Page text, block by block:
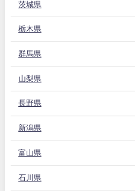
茨城県
栃木県
群馬県
山梨県
長野県
新潟県
富山県
石川県